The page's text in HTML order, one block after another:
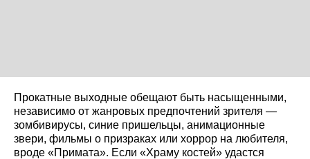
Прокатные выходные обещают быть насыщенными,
независимо от жанровых предпочтений зрителя —
зомбивирусы, синие пришельцы, анимационные
звери, фильмы о призраках или хоррор на любителя,
вроде «Примата». Если «Храму костей» удастся